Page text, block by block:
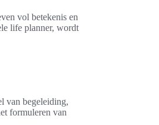
vol betekenis en
life planner, wordt
van begeleiding,
formuleren van